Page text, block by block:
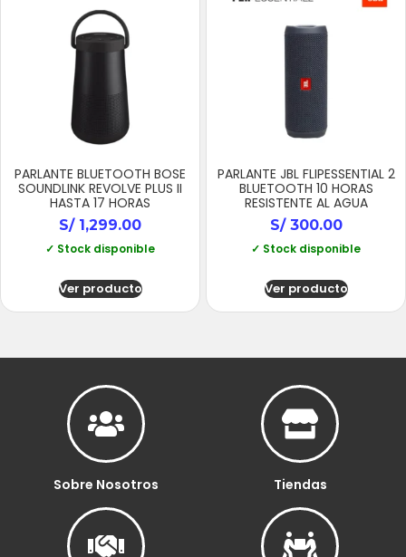
PARLANTE BLUETOOTH BOSE
SOUNDLINK REVOLVE PLUS II
HASTA 17 HORAS
S/1,299.00
✓ Stock disponible
Ver producto
PARLANTE JBL FLIPESSENTIAL 2
BLUETOOTH 10 HORAS
RESISTENTE AL AGUA
S/300.00
✓ Stock disponible
Ver producto
Sobre Nosotros Tiendas